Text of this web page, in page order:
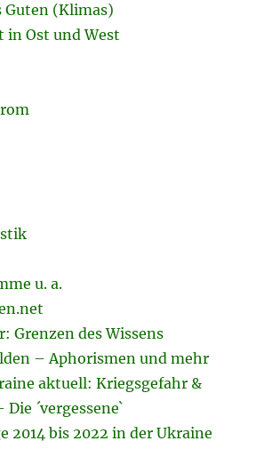
Guten (Klimas)
in Ost und West
u. a.
Grenzen des Wissens
– Aphorismen und mehr
aktuell: Kriegsgefahr &
´vergessene`
2014 bis 2022 in der Ukraine